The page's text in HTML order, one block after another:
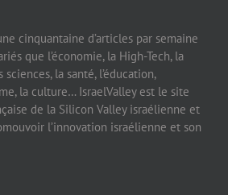
cinquantaine d’articles par semaine
que l’économie, la High-Tech, la
la santé, l’éducation,
la culture… IsraelValley est le site
de la Silicon Valley israélienne et
l’innovation israélienne et son